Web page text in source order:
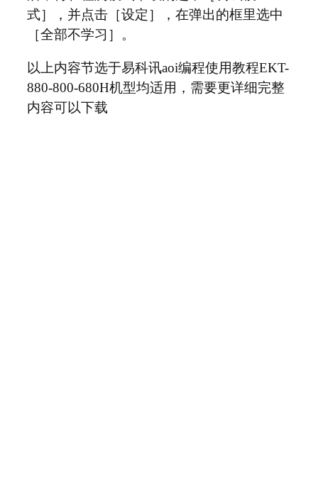
式］，并点击［设定］，在弹出的框里选中
［全部不学习］。
以上内容节选于易科讯aoi编程使用教程EKT-
880-800-680H机型均适用，需要更详细完整
内容可以下载